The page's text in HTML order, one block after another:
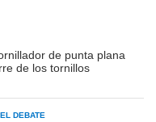
de punta plana
de los tornillos
DEBATE